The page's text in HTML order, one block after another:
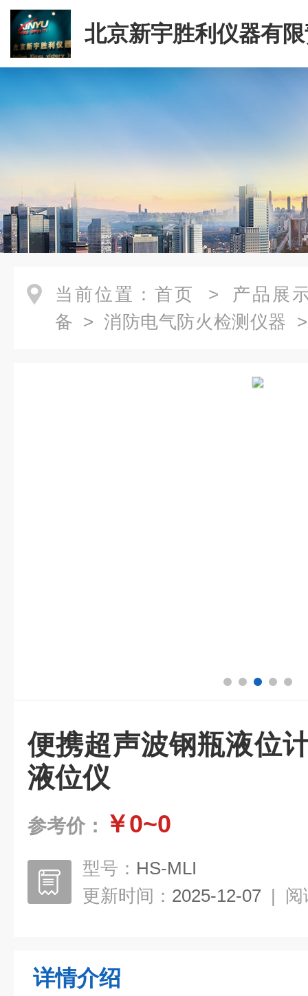
北京新宇胜利仪器有
司
当前位置： 首页 > 产品展
备 > 消防电气防火检测仪器
便携超声波钢瓶液位
液位仪
参考价： ￥0~0
型号： HS-MLI
更新时间： 2025-12-07 | 阅
详情介绍